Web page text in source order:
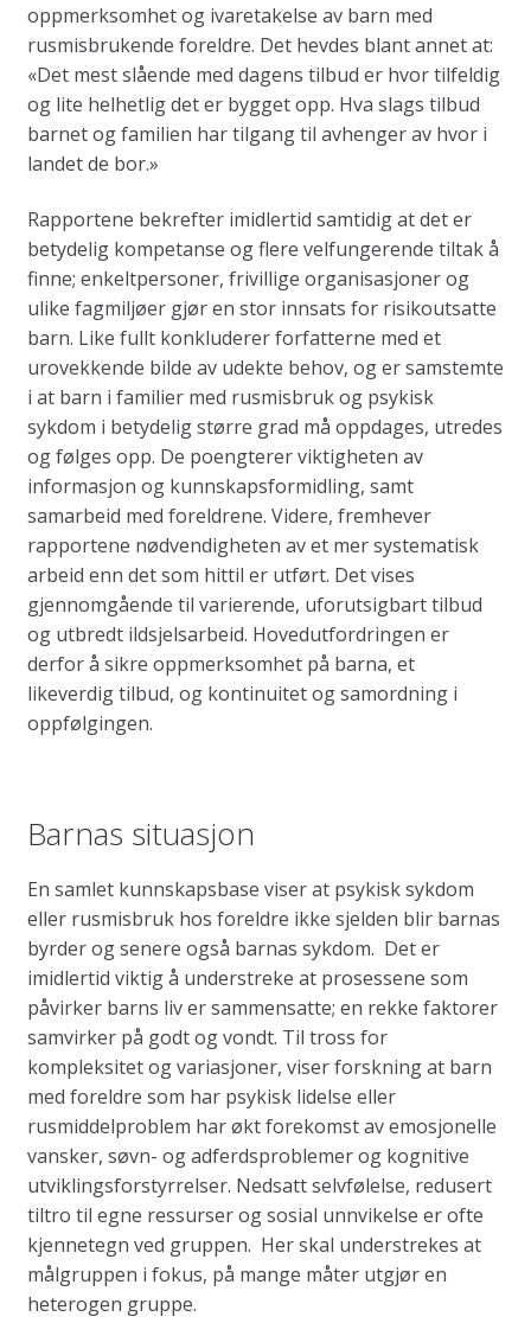
oppmerksomhet og ivaretakelse av barn med
rusmisbrukende foreldre. Det hevdes blant annet at:
«Det mest slående med dagens tilbud er hvor tilfeldig
og lite helhetlig det er bygget opp. Hva slags tilbud
barnet og familien har tilgang til avhenger av hvor i
landet de bor.»
Rapportene bekrefter imidlertid samtidig at det er
betydelig kompetanse og flere velfungerende tiltak å
finne; enkeltpersoner, frivillige organisasjoner og
ulike fagmiljøer gjør en stor innsats for risikoutsatte
barn. Like fullt konkluderer forfatterne med et
urovekkende bilde av udekte behov, og er samstemte
i at barn i familier med rusmisbruk og psykisk
sykdom i betydelig større grad må oppdages, utredes
og følges opp. De poengterer viktigheten av
informasjon og kunnskapsformidling, samt
samarbeid med foreldrene. Videre, fremhever
rapportene nødvendigheten av et mer systematisk
arbeid enn det som hittil er utført. Det vises
gjennomgående til varierende, uforutsigbart tilbud
og utbredt ildsjelsarbeid. Hovedutfordringen er
derfor å sikre oppmerksomhet på barna, et
likeverdig tilbud, og kontinuitet og samordning i
oppfølgingen.
Barnas situasjon
En samlet kunnskapsbase viser at psykisk sykdom
eller rusmisbruk hos foreldre ikke sjelden blir barnas
byrder og senere også barnas sykdom. Det er
imidlertid viktig å understreke at prosessene som
påvirker barns liv er sammensatte; en rekke faktorer
samvirker på godt og vondt. Til tross for
kompleksitet og variasjoner, viser forskning at barn
med foreldre som har psykisk lidelse eller
rusmiddelproblem har økt forekomst av emosjonelle
vansker, søvn- og adferdsproblemer og kognitive
utviklingsforstyrrelser. Nedsatt selvfølelse, redusert
tiltro til egne ressurser og sosial unnvikelse er ofte
kjennetegn ved gruppen. Her skal understrekes at
målgruppen i fokus, på mange måter utgjør en
heterogen gruppe.